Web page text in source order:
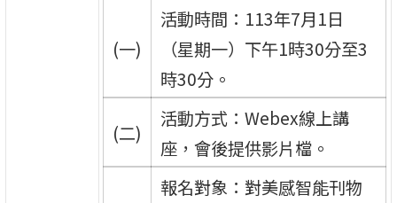
(一)
活動時間：113年7月1日
（星期一）下午1時30分至3
時30分。
(二)
活動方式：Webex線上講
座，會後提供影片檔。
報名對象：對美感智能刊物